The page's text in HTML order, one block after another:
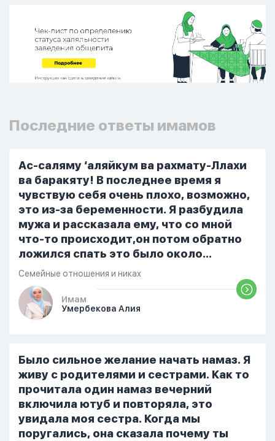
Последние ответы имамов
Ас-саляму ‘аляйкум ва рахмату-Ллахи
ва баракяту! В последнее время я
чувствую себя очень плохо, возможно,
это из-за беременности. Я разбудила
мужа и рассказала ему, что со мной
что-то происходит,он потом обратно
ложился спать это было около
одиннадцати вечера. Но я снова
разбудила его, сказав, что мне плохо.
Он ответил: «Я живу с больными». Мне
стало очень обидно, и я решила
проснулся и спросил, что случилось. И
я рассказала о своих проблемах. Затем
я сказала ему:...
Семейные отношения и никах
Имам
Умербекова Алия
Было сильное желание начать намаз. Я
живу с родителями и сестрами. Как то
прочитала один намаз вечерний
включила ютуб и повторяла, это
увидала моя сестра. Когда мы
поругались, она сказала почему ты